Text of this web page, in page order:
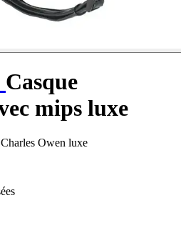
Casque
mips luxe
Owen luxe